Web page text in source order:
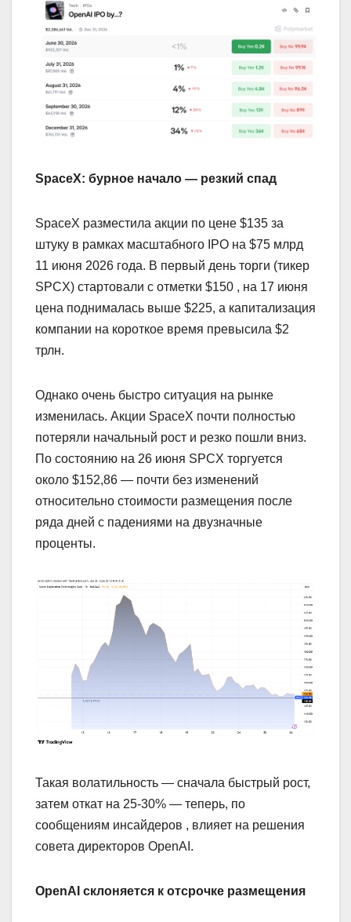
SpaceX: бурное начало — резкий спад
SpaceX разместила акции по цене $135 за
штуку в рамках масштабного IPO на $75 млрд
11 июня 2026 года. В первый день торги (тикер
SPCX) стартовали с отметки $150 , на 17 июня
цена поднималась выше $225, а капитализация
компании на короткое время превысила $2
трлн.
Однако очень быстро ситуация на рынке
изменилась. Акции SpaceX почти полностью
потеряли начальный рост и резко пошли вниз.
По состоянию на 26 июня SPCX торгуется
около $152,86 — почти без изменений
относительно стоимости размещения после
ряда дней с падениями на двузначные
проценты.
Такая волатильность — сначала быстрый рост,
затем откат на 25-30% — теперь, по
сообщениям инсайдеров , влияет на решения
совета директоров OpenAI.
OpenAI склоняется к отсрочке размещения